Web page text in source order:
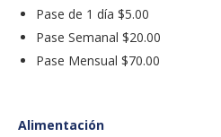
Pase de 1 día $5.00
Pase Semanal $20.00
Pase Mensual $70.00
Alimentación